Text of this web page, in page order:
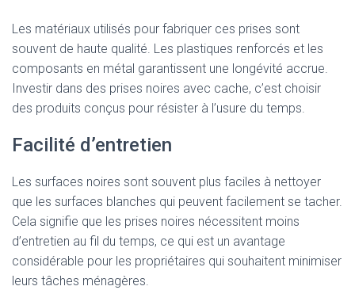
Les matériaux utilisés pour fabriquer ces prises sont
souvent de haute qualité. Les plastiques renforcés et les
composants en métal garantissent une longévité accrue.
Investir dans des prises noires avec cache, c’est choisir
des produits conçus pour résister à l’usure du temps.
Facilité d’entretien
Les surfaces noires sont souvent plus faciles à nettoyer
que les surfaces blanches qui peuvent facilement se tacher.
Cela signifie que les prises noires nécessitent moins
d’entretien au fil du temps, ce qui est un avantage
considérable pour les propriétaires qui souhaitent minimiser
leurs tâches ménagères.